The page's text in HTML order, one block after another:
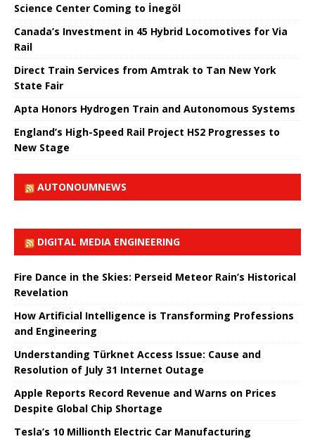
Science Center Coming to İnegöl
Canada’s Investment in 45 Hybrid Locomotives for Via
Rail
Direct Train Services from Amtrak to Tan New York
State Fair
Apta Honors Hydrogen Train and Autonomous Systems
England’s High-Speed ​​Rail Project HS2 Progresses to
New Stage
AUTONOUMNEWS
DIGITAL MEDIA ENGINEERING
Fire Dance in the Skies: Perseid Meteor Rain’s Historical
Revelation
How Artificial Intelligence is Transforming Professions
and Engineering
Understanding Türknet Access Issue: Cause and
Resolution of July 31 Internet Outage
Apple Reports Record Revenue and Warns on Prices
Despite Global Chip Shortage
Tesla’s 10 Millionth Electric Car Manufacturing